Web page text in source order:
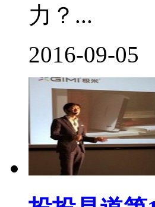
力？...
2016-09-05